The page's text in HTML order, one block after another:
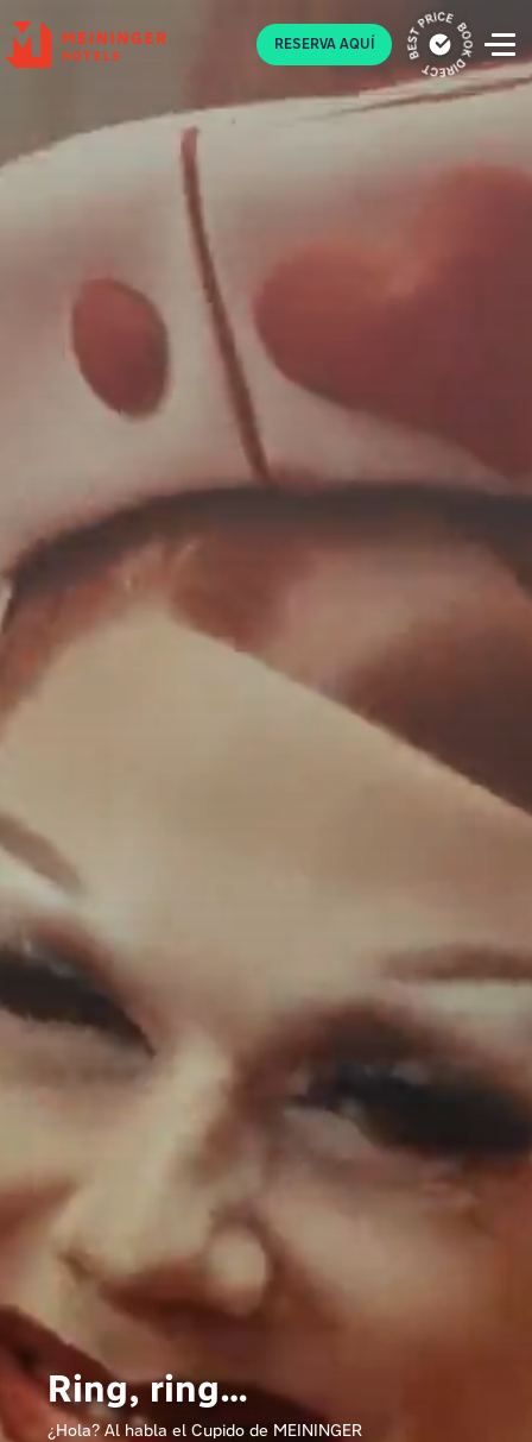
P RESERVA AQUÍ
Ring, ring…
¿Hola? Al habla el Cupido de MEININGER